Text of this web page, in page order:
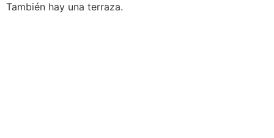
También hay una terraza.